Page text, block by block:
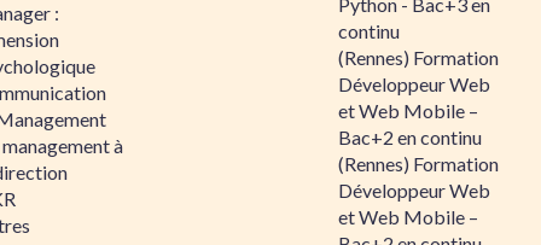
:
à
continu
(Rennes) Formation
Développeur Web
et Web Mobile –
Bac+2 en continu
(Rennes) Formation
Développeur Web
et Web Mobile –